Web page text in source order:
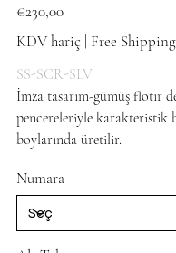
€230,00
KDV hariç | Free Shipping
SS-SCR-SLV
İmza tasarım-gümüş flotır
pencereleriyle karakteristik
boylarında üretilir.
Numara